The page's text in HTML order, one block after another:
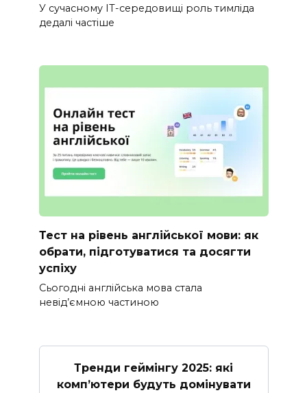
У сучасному IT-середовищі роль тимліда
дедалі частіше
Тест на рівень англійської мови: як
обрати, підготуватися та досягти
успіху
Сьогодні англійська мова стала
невід’ємною частиною
Тренди геймінгу 2025: які
комп’ютери будуть домінувати